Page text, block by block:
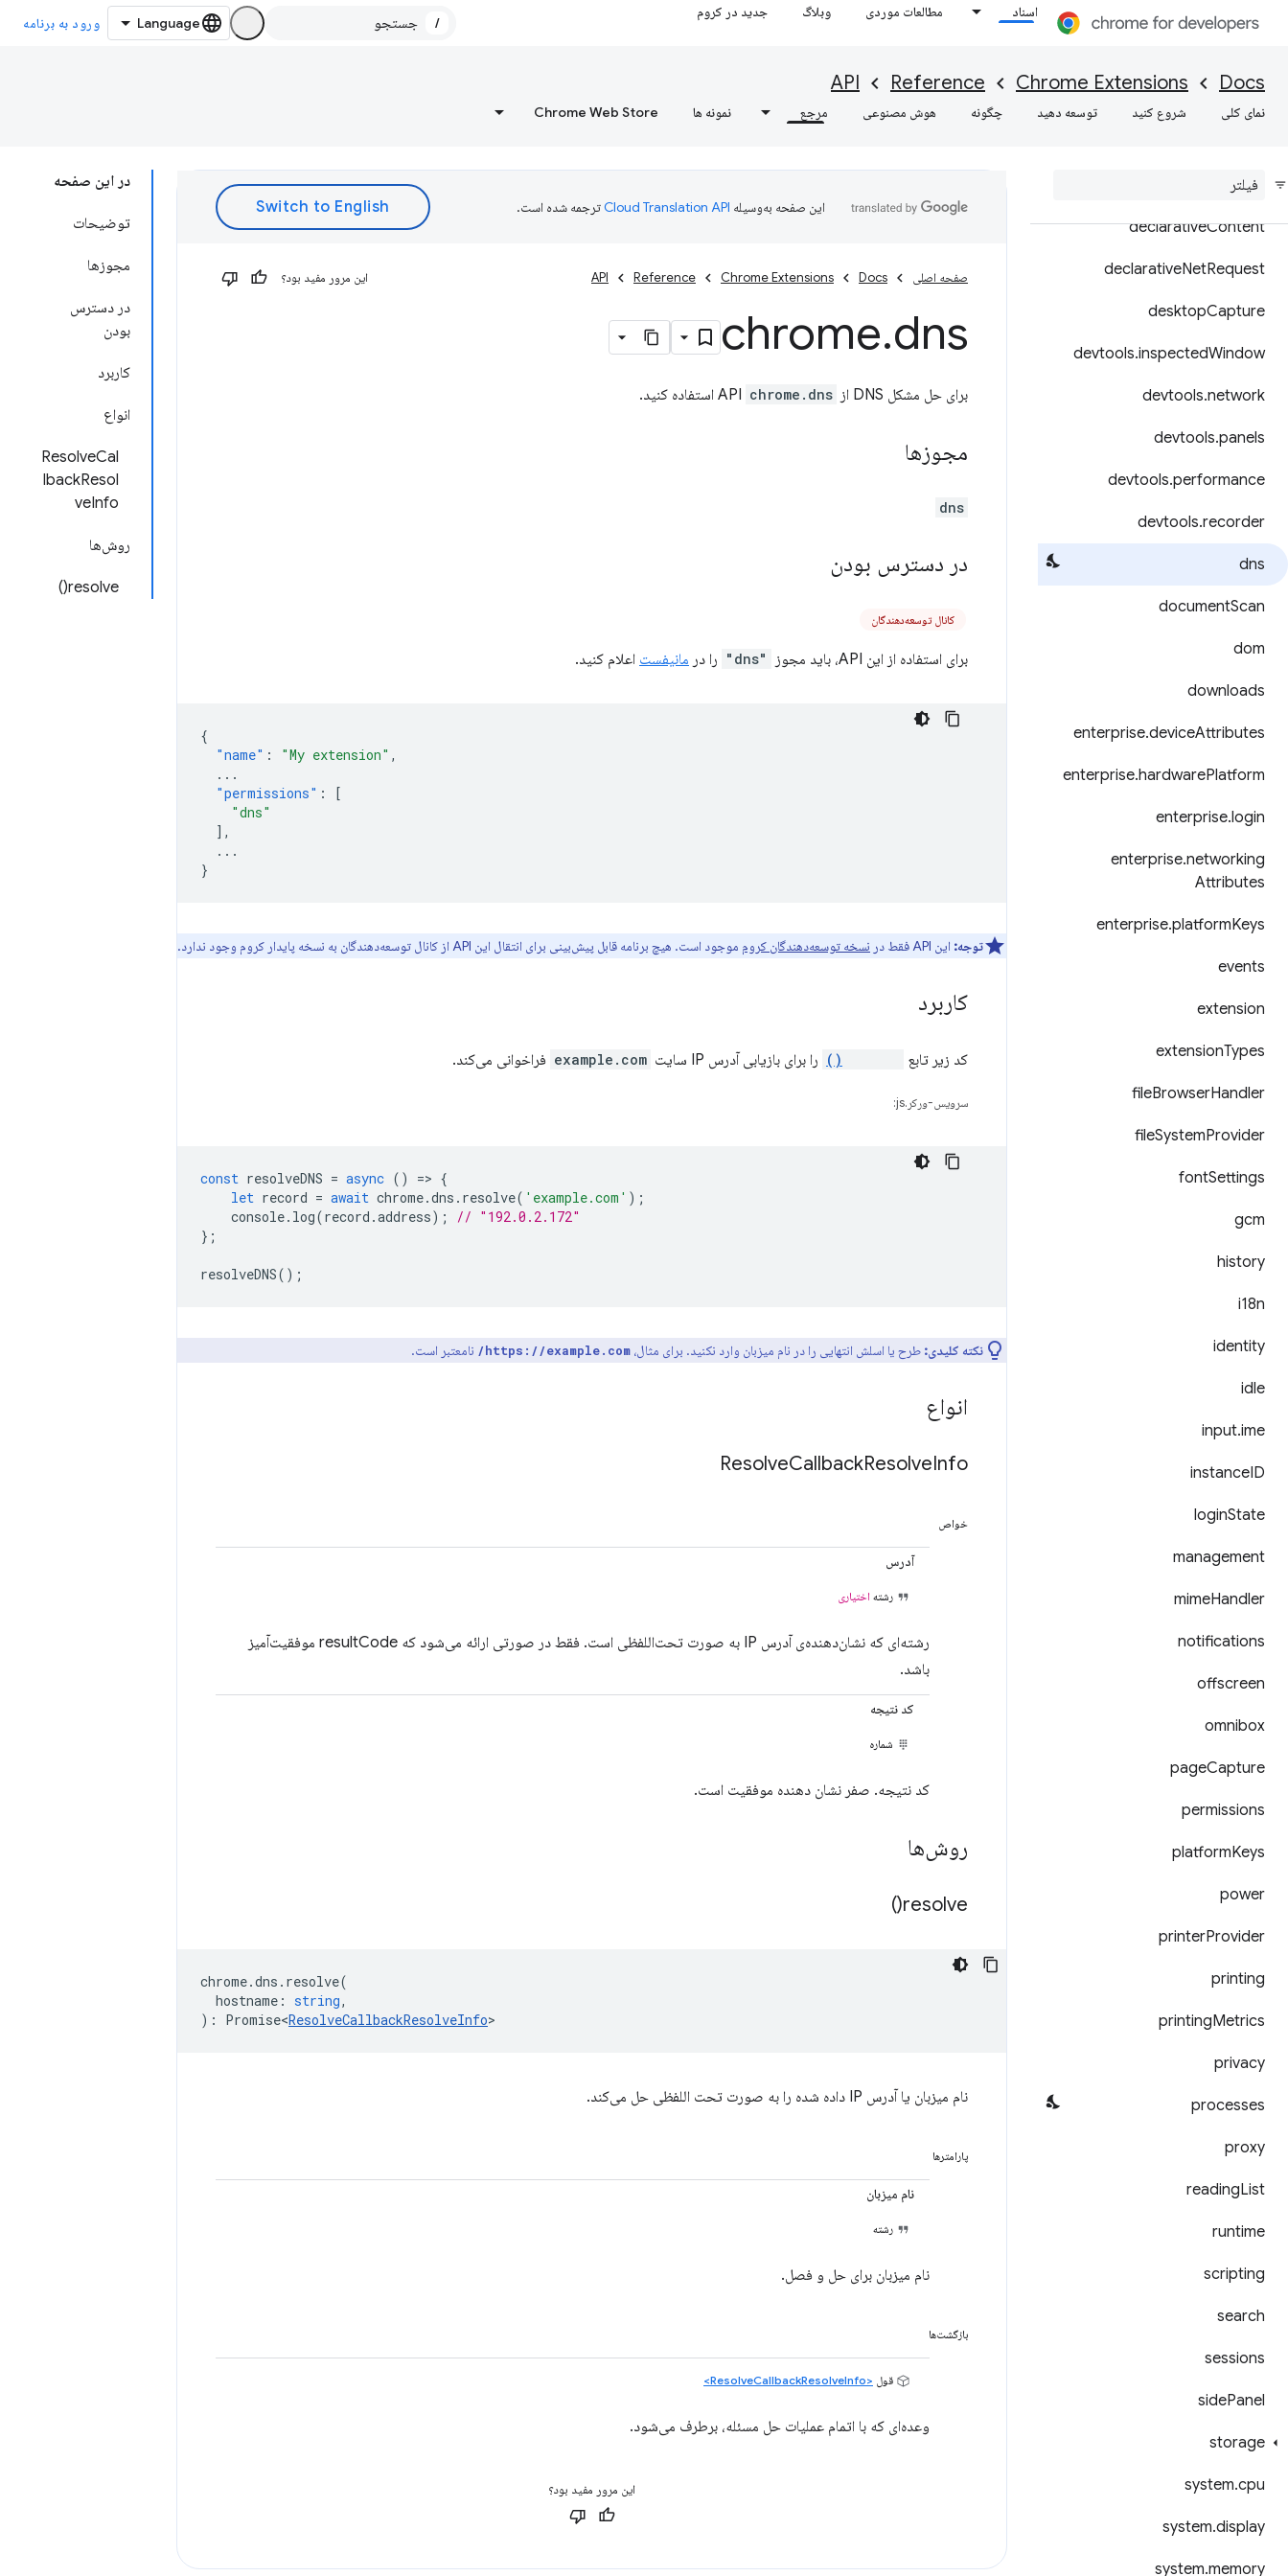
اسناد مطالعات موردی وبلاگ جدید در کروم
/ ورود به برنامه
Docs
Chrome Extensions
Reference
API
نمای کلی شروع کنید توسعه دهید چگونه هوش مصنوعی مرجع نمونه ها Chrome Web Store
commands
debugger
declarativeContent
declarativeNetRequest
desktopCapture
devtools.inspectedWindow
devtools.network
devtools.panels
devtools.performance
devtools.recorder
dns
documentScan
dom
downloads
enterprise.deviceAttributes
enterprise.hardwarePlatform
enterprise.login
enterprise.networking
Attributes
enterprise.platformKeys
events
extension
extensionTypes
fileBrowserHandler
fileSystemProvider
fontSettings
gcm
history
i18n
identity
idle
input.ime
instanceID
loginState
management
mimeHandler
notifications
offscreen
omnibox
pageCapture
permissions
platformKeys
power
printerProvider
printing
printingMetrics
privacy
processes
proxy
readingList
runtime
scripting
search
sessions
sidePanel
storage
system.cpu
system.display
system.memory
در این صفحه
توضیحات
مجوزها
در دسترس
بودن
کاربرد
انواع
ResolveCal
lbackResol
veInfo
روش‌ها
resolve()
این صفحه به‌وسیله ترجمه شده است.
صفحه اصلی Docs
Chrome Extensions
Reference
API این مرور مفید بود؟
chrome.dns
برای حل مشکل DNS از API chrome.dns استفاده کنید.
مجوزها
dns
در دسترس بودن
کانال توسعه‌دهندگان
برای استفاده از این API، باید مجوز "dns" را در مانیفست اعلام کنید.
{
"name" : "My extension" ,
...
"permissions" :
[
"dns"
],
...
}
توجه: این API فقط در نسخه توسعه‌دهندگان کروم موجود است. هیچ برنامه قابل پیش‌بینی برای انتقال این API از کانال توسعه‌دهندگان به نسخه پایدار کروم وجود ندارد.
کاربرد
کد زیر تابع را برای بازیابی آدرس IP سایت example.com فراخوانی می‌کند.
سرویس-ورکر.js:
const resolveDNS = async () => {
let record = await chrome.dns . resolve( 'example.com' );
console. log(record .address);
// "192.0.2.172"
};
resolveDNS();
نکته کلیدی: طرح یا اسلش انتهایی را در نام میزبان وارد نکنید. برای مثال، https://example.com/ نامعتبر است.
انواع
ResolveCallbackResolveInfo
خواص
آدرس
رشته اختیاری
رشته‌ای که نشان‌دهنده‌ی آدرس IP به صورت تحت‌اللفظی است. فقط در صورتی ارائه می‌شود که resultCode موفقیت‌آمیز
باشد.
کد نتیجه
شماره
کد نتیجه. صفر نشان دهنده موفقیت است.
روش‌ها
resolve(
)
chrome.dns . resolve(
hostname : string,
) : Promise<ResolveCallbackResolveInfo>
نام میزبان یا آدرس IP داده شده را به صورت تحت اللفظی حل می‌کند.
پارامترها
نام میزبان
رشته
نام میزبان برای حل و فصل.
بازگشت‌ها
قول <ResolveCallbackResolveInfo>
وعده‌ای که با اتمام عملیات حل مسئله، برطرف می‌شود.
این مرور مفید بود؟